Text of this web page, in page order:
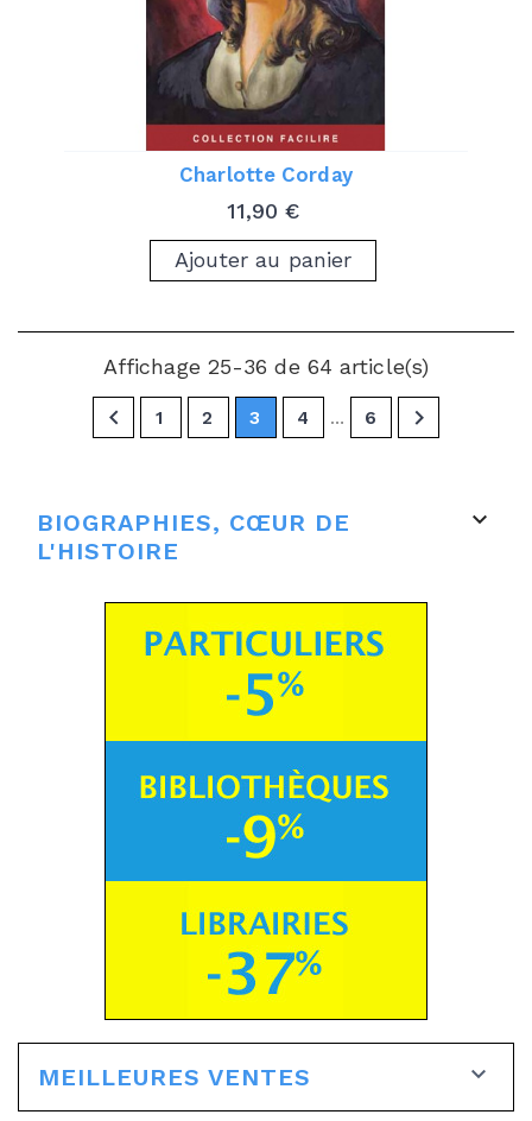
Charlotte Corday
Prix
11,90 €
Ajouter au panier
Affichage 25-36 de 64 article(s)
 1 2 3 4 … 6 
BIOGRAPHIES, CŒUR DE
L'HISTOIRE

MEILLEURES VENTES 